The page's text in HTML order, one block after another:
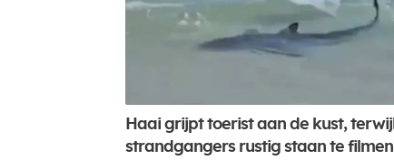
Haai grijpt toerist aan de kust, terwijl
strandgangers rustig staan te filmen